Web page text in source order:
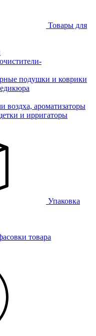
Товары для
подушки и коврики
воздха, ароматизаторы
и ирригаторы
Упаковка
товара